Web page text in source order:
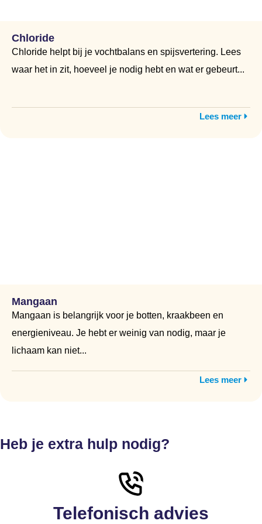
Chloride
Chloride helpt bij je vochtbalans en spijsvertering. Lees
waar het in zit, hoeveel je nodig hebt en wat er gebeurt...
Lees meer
Mangaan
Mangaan is belangrijk voor je botten, kraakbeen en
energieniveau. Je hebt er weinig van nodig, maar je
lichaam kan niet...
Lees meer
Heb je extra hulp nodig?
Telefonisch advies